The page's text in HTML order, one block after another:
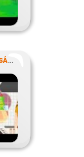
ÉLELMISZER-BIZTONSÁG, NÉBIH, EFSA